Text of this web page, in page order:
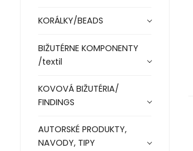
KORÁLKY/BEADS
BIŽUTÉRNE KOMPONENTY
/textil
KOVOVÁ BIŽUTÉRIA/
FINDINGS
AUTORSKÉ PRODUKTY,
NAVODY, TIPY